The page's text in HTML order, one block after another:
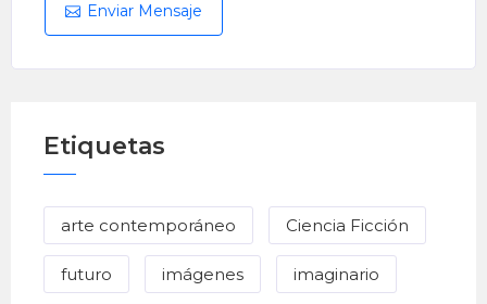
Enviar Mensaje
Etiquetas
arte contemporáneo Ciencia Ficción
futuro imágenes imaginario